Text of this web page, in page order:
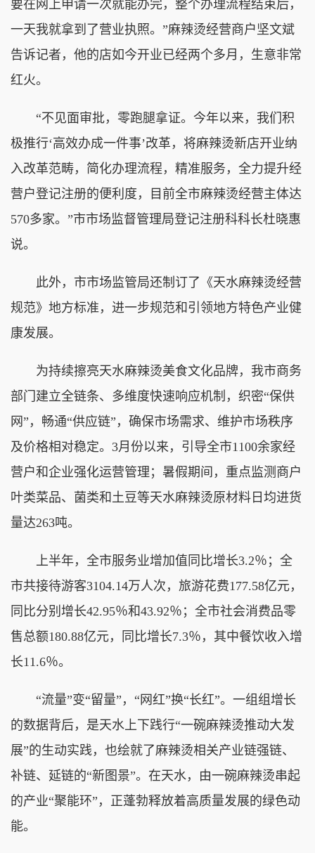
要在网上申请一次就能办完，整个办理流程结束后，
一天我就拿到了营业执照。”麻辣烫经营商户坚文斌
告诉记者，他的店如今开业已经两个多月，生意非常
红火。
“不见面审批，零跑腿拿证。今年以来，我们积
极推行‘高效办成一件事’改革，将麻辣烫新店开业纳
入改革范畴，简化办理流程，精准服务，全力提升经
营户登记注册的便利度，目前全市麻辣烫经营主体达
570多家。”市市场监督管理局登记注册科科长杜晓惠
说。
此外，市市场监管局还制订了《天水麻辣烫经营
规范》地方标准，进一步规范和引领地方特色产业健
康发展。
为持续擦亮天水麻辣烫美食文化品牌，我市商务
部门建立全链条、多维度快速响应机制，织密“保供
网”，畅通“供应链”，确保市场需求、维护市场秩序
及价格相对稳定。3月份以来，引导全市1100余家经
营户和企业强化运营管理；暑假期间，重点监测商户
叶类菜品、菌类和土豆等天水麻辣烫原材料日均进货
量达263吨。
上半年，全市服务业增加值同比增长3.2％；全
市共接待游客3104.14万人次，旅游花费177.58亿元，
同比分别增长42.95％和43.92％；全市社会消费品零
售总额180.88亿元，同比增长7.3％，其中餐饮收入增
长11.6％。
“流量”变“留量”，“网红”换“长红”。一组组增长
的数据背后，是天水上下践行“一碗麻辣烫推动大发
展”的生动实践，也绘就了麻辣烫相关产业链强链、
补链、延链的“新图景”。在天水，由一碗麻辣烫串起
的产业“聚能环”，正蓬勃释放着高质量发展的绿色动
能。